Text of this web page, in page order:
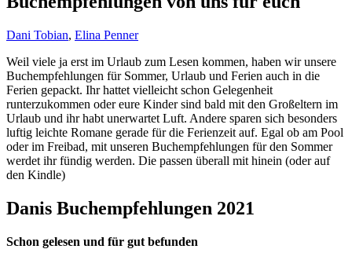
Dani Tobian, Elina Penner
Weil viele ja erst im Urlaub zum Lesen kommen, haben wir unsere
Buchempfehlungen für Sommer, Urlaub und Ferien auch in die
Ferien gepackt. Ihr hattet vielleicht schon Gelegenheit
runterzukommen oder eure Kinder sind bald mit den Großeltern im
Urlaub und ihr habt unerwartet Luft. Andere sparen sich besonders
luftig leichte Romane gerade für die Ferienzeit auf. Egal ob am Pool
oder im Freibad, mit unseren Buchempfehlungen für den Sommer
werdet ihr fündig werden. Die passen überall mit hinein (oder auf
den Kindle)
Danis Buchempfehlungen 2021
Schon gelesen und für gut befunden